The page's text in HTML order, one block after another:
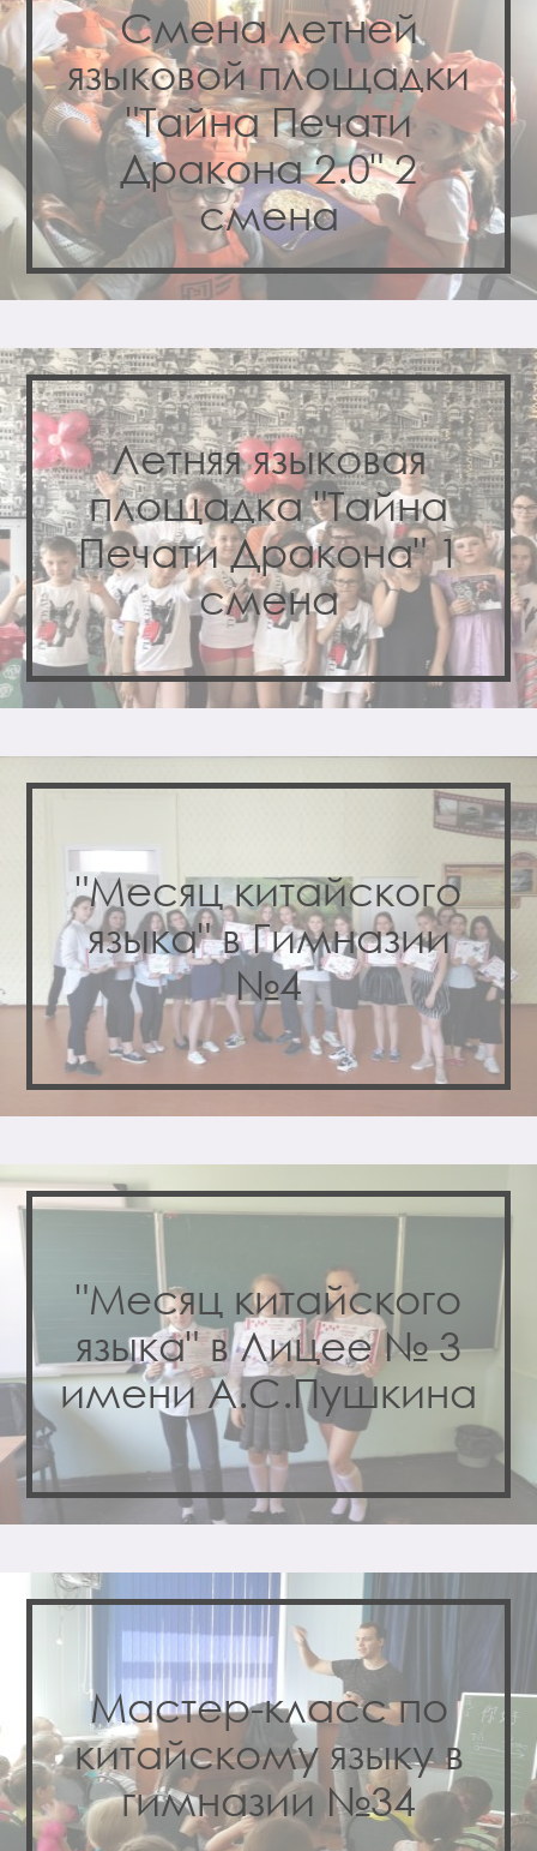
Смена летней
языковой площадки
"Тайна Печати
Дракона 2.0" 2
смена
Летняя языковая
площадка "Тайна
Печати Дракона" 1
смена
"Месяц китайского
языка" в Гимназии
№4
"Месяц китайского
языка" в Лицее № 3
имени А.С.Пушкина
Мастер-класс по
китайскому языку в
гимназии №34